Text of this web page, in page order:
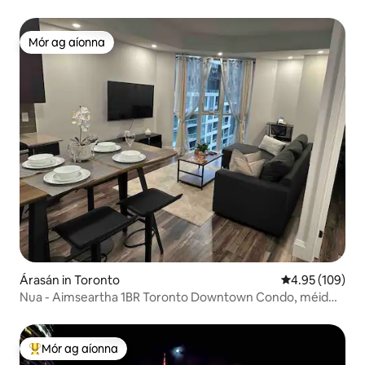
Mór ag aíonna
Mór ag aíonna
Árasán in Toronto Meánrátáil
4.95 (109)
Nua - Aimseartha 1BR Toronto Downtown Condo, méid
An-mhór ag aíonna
Mór ag aíonna